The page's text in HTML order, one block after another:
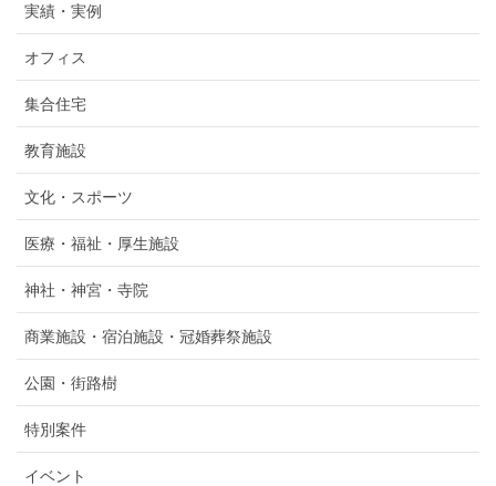
実績・実例
オフィス
集合住宅
教育施設
文化・スポーツ
医療・福祉・厚生施設
神社・神宮・寺院
商業施設・宿泊施設・冠婚葬祭施設
公園・街路樹
特別案件
イベント